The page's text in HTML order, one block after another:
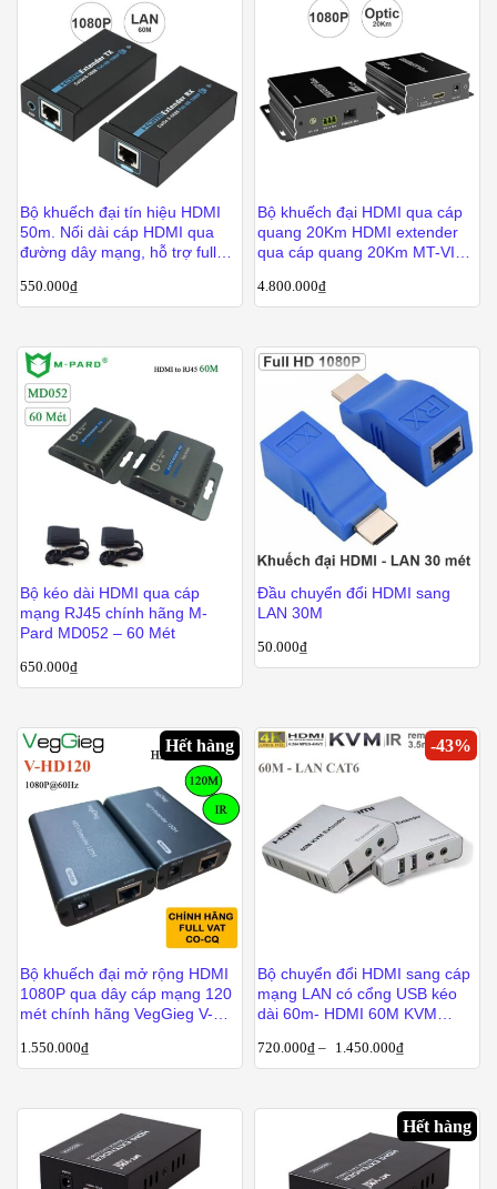
Bộ khuếch đại tín hiệu HDMI
50m. Nối dài cáp HDMI qua
đường dây mạng, hỗ trợ full
550.000₫
Bộ khuếch đại HDMI qua cáp
quang 20Km HDMI extender
qua cáp quang 20Km MT-VIKI
4.800.000₫
Bộ kéo dài HDMI qua cáp
mạng RJ45 chính hãng M-
Pard MD052 – 60 Mét
650.000₫
Đầu chuyển đổi HDMI sang
LAN 30M
50.000₫
Hết hàng
Bộ khuếch đại mở rộng HDMI
1080P qua dây cáp mạng 120
mét chính hãng VegGieg V-
1.550.000₫
-43%
Bộ chuyển đổi HDMI sang cáp
mạng LAN có cổng USB kéo
dài 60m- HDMI 60M KVM
720.000₫ – 1.450.000₫
Hết hàng